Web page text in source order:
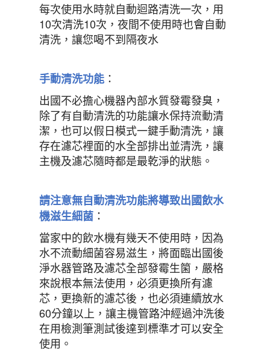
每次使用水時就自動迴路清洗一次，用
10次清洗10次，夜間不使用時也會自動
清洗，讓您喝不到隔夜水
手動清洗功能 ：
出國不必擔心機器內部水質發霉發臭，
除了有自動清洗的功能讓水保持流動清
潔，也可以假日模式一鍵手動清洗，讓
存在濾芯裡面的水全部排出並清洗，讓
主機及濾芯隨時都是最乾淨的狀態。
請注意無自動清洗功能將導致出國飲水
機滋生細菌 ：
當家中的飲水機有幾天不使用時，因為
水不流動細菌容易滋生，將面臨出國後
淨水器管路及濾芯全部發霉生箘，嚴格
來說根本無法使用，必須更換所有濾
芯，更換新的濾芯後，也必須連續放水
60分鐘以上，讓主機管路沖經過沖洗後
在用檢測筆測試後達到標準才可以安全
使用。